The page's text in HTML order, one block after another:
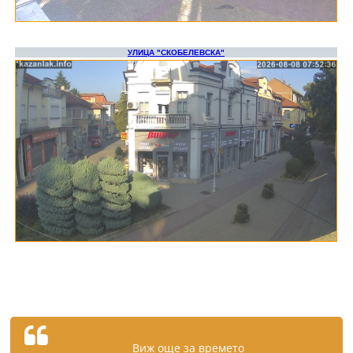
Виж още за времето